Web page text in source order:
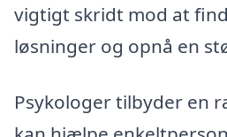
vigtigt skridt mod at
løsninger og opnå en
Psykologer tilbyder en